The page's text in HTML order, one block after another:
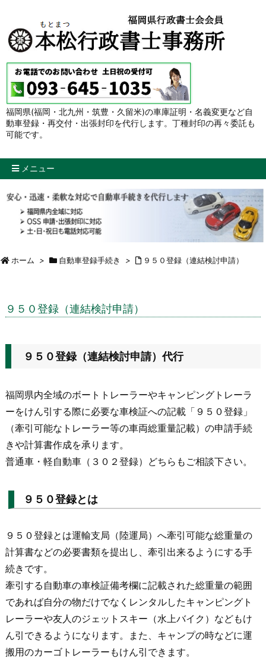
福岡県(福岡・北九州・筑豊・久留米)の車庫証明・名義変更など自
動車登録・再交付・出張封印を代行します。丁種封印の再々委託も
可能です。
メニュー
ホーム > 自動車登録手続き > ９５０登録（連結検討申請）
９５０登録（連結検討申請）
９５０登録（連結検討申請）代行
福岡県内全域のボートトレーラーやキャンピングトレーラ
ーをけん引する際に必要な車検証への記載「９５０登録」
（牽引可能なトレーラー等の車両総重量記載）の申請手続
きや計算書作成を承ります。
普通車・軽自動車（３０２登録）どちらもご相談下さい。
９５０登録とは
９５０登録とは運輸支局（陸運局）へ牽引可能な総重量の
計算書などの必要書類を提出し、牽引出来るようにする手
続きです。
牽引する自動車の車検証備考欄に記載された総重量の範囲
であれば自分の物だけでなくレンタルしたキャンピングト
レーラーや友人のジェットスキー（水上バイク）などもけ
ん引できるようになります。また、キャンプの時などに運
搬用のカーゴトレーラーもけん引できます。